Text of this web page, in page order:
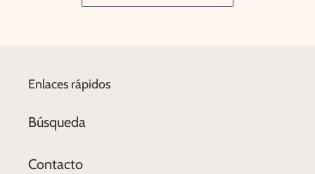
Enlaces rápidos
Búsqueda
Contacto